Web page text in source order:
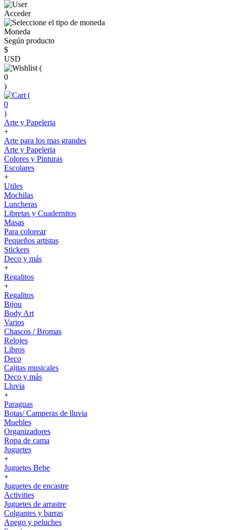
Acceder
Moneda
Según producto
$
USD
(
0
)
(
0
)
Arte y Papeleria
+
Arte para los mas grandes
Arte y Papeleria
Colores y Pinturas
Escolares
+
Utiles
Mochilas
Luncheras
Libretas y Cuadernitos
Masas
Para colorear
Pequeños artistas
Stickers
Deco y más
+
Regalitos
+
Regalitos
Bijou
Body Art
Varios
Chascos / Bromas
Relojes
Libros
Deco
Cajitas musicales
Deco y más
Lluvia
+
Paraguas
Botas/ Camperas de lluvia
Muebles
Organizadores
Ropa de cama
Juguetes
+
Juguetes Bebe
+
Juguetes de encastre
Activities
Juguetes de arrastre
Colgantes y barras
Apego y peluches